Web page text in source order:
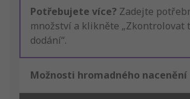
Potřebujete více? Zadejte
množství a klikněte „Zkontrolovat
dodání“.
Možnosti hromadného nacenění